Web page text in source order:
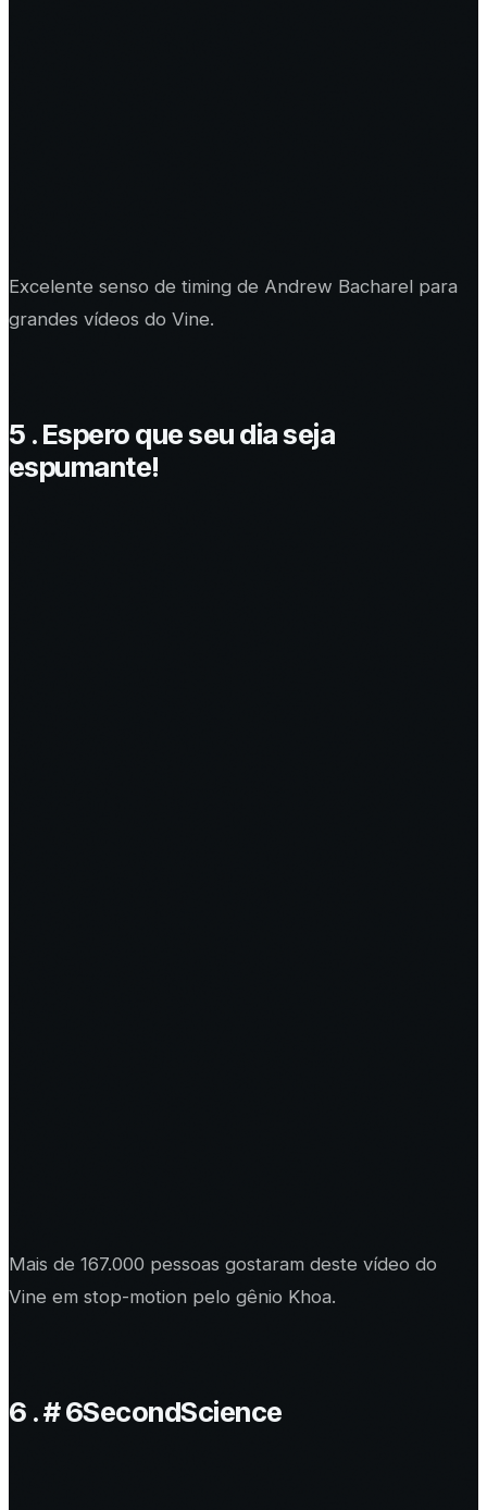
Excelente senso de timing de Andrew Bacharel para
grandes vídeos do Vine.
5 . Espero que seu dia seja
espumante!
Mais de 167.000 pessoas gostaram deste vídeo do
Vine em stop-motion pelo gênio Khoa.
6 . # 6SecondScience